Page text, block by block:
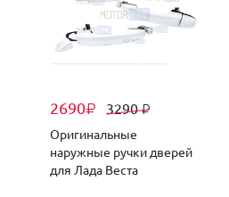
2690₽ 3290₽
Оригинальные
наружные ручки дверей
для Лада Веста